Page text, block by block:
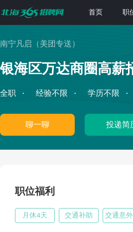
首页 职
南宁凡启（美团专送）
银海区万达商圈高薪
全职 经验不限 学历不限
聊一聊 投递简
职位福利
月休4天 交通补助 交通意